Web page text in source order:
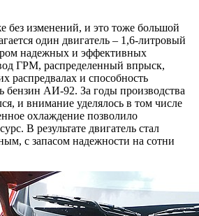
без изменений, и это тоже большой
один двигатель – 1,6-литровый
надежных и эффективных
ГРМ, распределенный впрыск,
распредвалах и способность
бензин АИ-92. За годы производства
и внимание уделялось в том числе
охлаждение позволило
В результате двигатель стал
с запасом надежности на сотни